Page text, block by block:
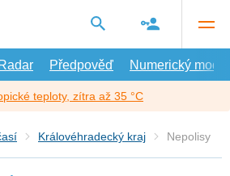
Radar Předpověď Numerický model
teploty, zítra až 35 °C
Královéhradecký kraj Nepolisy